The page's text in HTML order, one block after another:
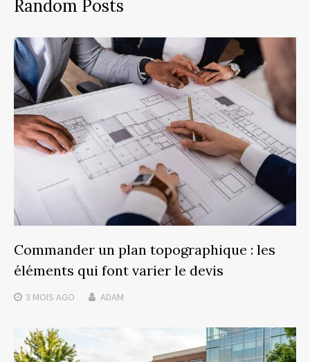
Random Posts
Commander un plan topographique : les
éléments qui font varier le devis
3 MOIS AGO ADAM